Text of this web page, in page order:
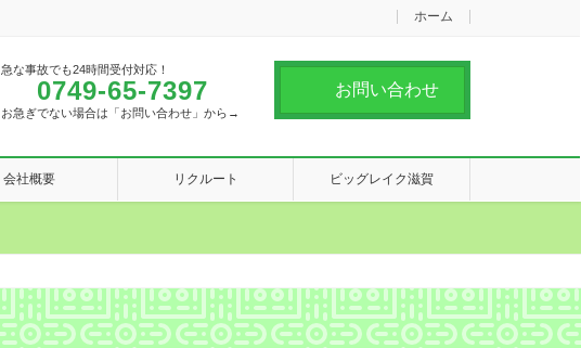
ホーム
急な事故でも24時間受付対応！
0749-65-7397
お急ぎでない場合は「お問い合わせ」から→
お問い合わせ
会社概要 リクルート ビッグレイク滋賀